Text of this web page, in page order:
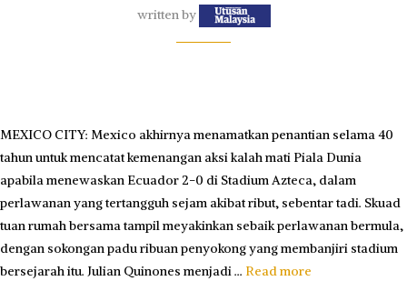
written by
MEXICO CITY: Mexico akhirnya menamatkan penantian selama 40
tahun untuk mencatat kemenangan aksi kalah mati Piala Dunia
apabila menewaskan Ecuador 2-0 di Stadium Azteca, dalam
perlawanan yang tertangguh sejam akibat ribut, sebentar tadi. Skuad
tuan rumah bersama tampil meyakinkan sebaik perlawanan bermula,
dengan sokongan padu ribuan penyokong yang membanjiri stadium
bersejarah itu. Julian Quinones menjadi … Read more